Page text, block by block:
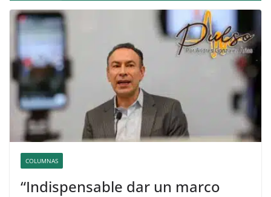
COLUMNAS
“Indispensable dar un marco